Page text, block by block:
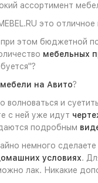
ассортимент
это
этом бюджетной
мебельных
на Авито?
и
с ней уже идут
подробным
немного
условиях.
лак. Никакие